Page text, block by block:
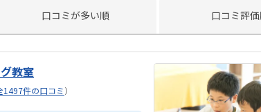
口コミが多い順 口コミ評
教室
1497件の口コミ）